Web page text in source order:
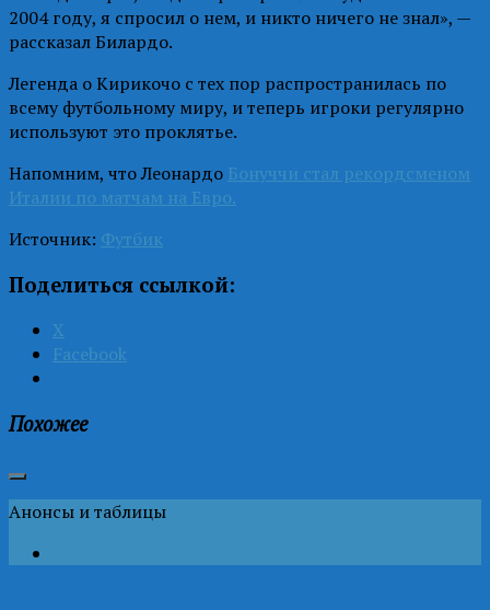
2004 году, я спросил о нем, и никто ничего не знал», —
рассказал Билардо.
Легенда о Кирикочо с тех пор распространилась по
всему футбольному миру, и теперь игроки регулярно
используют это проклятье.
Напомним, что Леонардо Бонуччи стал рекордсменом
Италии по матчам на Евро.
Источник: Футбик
Поделиться ссылкой:
X
Facebook
Похожее
Анонсы и таблицы